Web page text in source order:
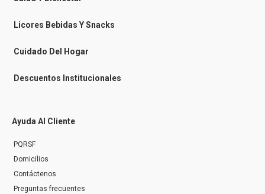
s
n
g
r
Licores Bebidas Y Snacks
Cuidado Del Hogar
Descuentos Institucionales
Ayuda Al Cliente
PQRSF
Domicilios
Contáctenos
Preguntas frecuentes